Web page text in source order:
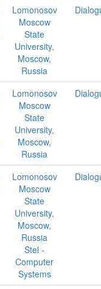
Lomonosov
Moscow
State
University,
Moscow,
Russia
Lomonosov
Moscow
State
University,
Moscow,
Russia
Lomonosov
Moscow
State
University,
Moscow,
Russia
Stel -
Computer
Systems